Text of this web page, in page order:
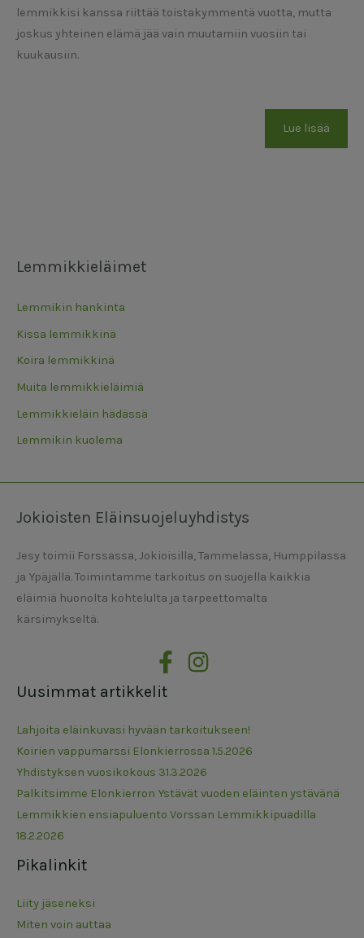
Lemmikkieläimet
Lemmikin hankinta
Kissa lemmikkinä
Koira lemmikkinä
Muita lemmikkieläimiä
Lemmikkieläin hädässä
Lemmikin kuolema
lemmikkisi kanssa riittää toistakymmentä vuotta, mutta
joskus yhteinen elämä jää vain muutamiin vuosiin tai
kuukausiin.
Lue lisää
Jokioisten Eläinsuojeluyhdistys
Jesy toimii Forssassa, Jokioisilla, Tammelassa, Humppilassa
ja Ypäjällä. Toimintamme tarkoitus on suojella kaikkia
eläimiä huonolta kohtelulta ja tarpeettomalta
kärsimykseltä.
Uusimmat artikkelit
Lahjoita eläinkuvasi hyvään tarkoitukseen!
Koirien vappumarssi Elonkierrossa 1.5.2026
Yhdistyksen vuosikokous 31.3.2026
Palkitsimme Elonkierron Ystävät vuoden eläinten ystävänä
Lemmikkien ensiapuluento Vorssan Lemmikkipuadilla
18.2.2026
Pikalinkit
Liity jäseneksi
Miten voin auttaa